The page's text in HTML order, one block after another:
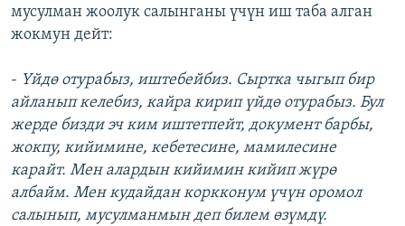
мусулман жоолук салынганы үчүн иш таба алган
жокмун дейт:
- Үйдө отурабыз, иштебейбиз. Сыртка чыгып бир
айланып келебиз, кайра кирип үйдө отурабыз. Бул
жерде бизди эч ким иштетпейт, документ барбы,
жокпу, кийимине, кебетесине, мамилесине
карайт. Мен алардын кийимин кийип жүрө
албайм. Мен кудайдан коркконум үчүн оромол
салынып, мусулманмын деп билем өзүмдү.